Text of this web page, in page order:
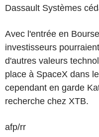
Dassault Systèmes
Avec l'entrée en
investisseurs
d'autres valeurs
place à SpaceX dans
cependant en garde
recherche chez XTB.
afp/rr